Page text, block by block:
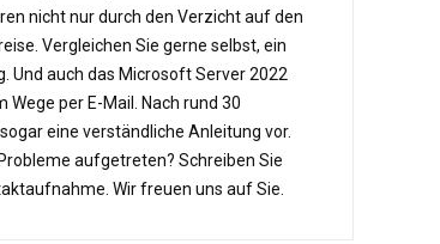
nicht nur durch den Verzicht auf den
Vergleichen Sie gerne selbst, ein
Und auch das Microsoft Server 2022
per E-Mail. Nach rund 30
eine verständliche Anleitung vor.
aufgetreten? Schreiben Sie
Wir freuen uns auf Sie.